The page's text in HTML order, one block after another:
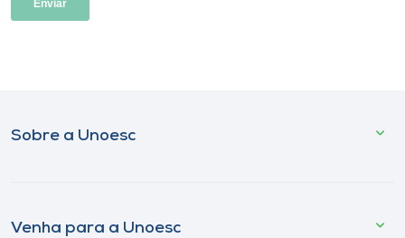
Sobre a Unoesc
Venha para a Unoesc